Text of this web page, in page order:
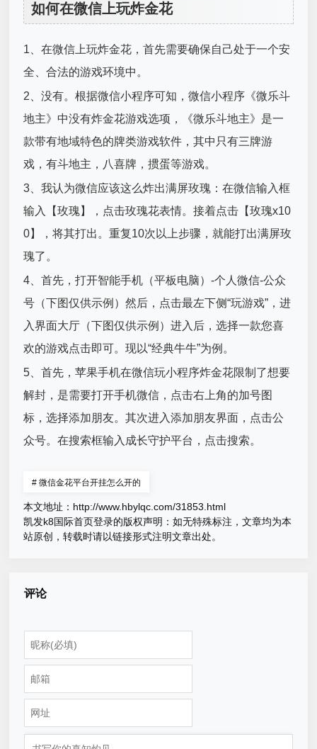
如何在微信上玩炸金花
1、在微信上玩炸金花，首先需要确保自己处于一个安
全、合法的游戏环境中。
2、没有。根据微信小程序可知，微信小程序《微乐斗
地主》中没有炸金花游戏选项，《微乐斗地主》是一
款带有地域特色的牌类游戏软件，其中只有三牌游
戏，有斗地主，八喜牌，掼蛋等游戏。
3、我认为微信应该这么炸出满屏玫瑰：在微信输入框
输入【玫瑰】，点击玫瑰花表情。接着点击【玫瑰x10
0】，将其打出。重复10次以上步骤，就能打出满屏玫
瑰了。
4、首先，打开智能手机（平板电脑）-个人微信-公众
号（下图仅供示例）然后，点击最左下侧“玩游戏”，进
入界面大厅（下图仅供示例）进入后，选择一款您喜
欢的游戏点击即可。现以“经典牛牛”为例。
5、首先，苹果手机在微信玩小程序炸金花限制了想要
解封，是需要打开手机微信，点击右上角的加号图
标，选择添加朋友。其次进入添加朋友界面，点击公
众号。在搜索框输入成长守护平台，点击搜索。
# 微信金花平台开挂怎么开的
本文地址： http://www.hbylqc.com/31853.html
凯发k8国际首页登录的版权声明：如无特殊标注，文章均为本
站原创，转载时请以链接形式注明文章出处。
评论